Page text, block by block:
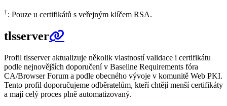
†: Pouze u certifikátů s veřejným klíčem RSA.
tlsserver
Profil tlsserver aktualizuje několik vlastností validace i certifikátu
podle nejnovějších doporučení v Baseline Requirements fóra
CA/Browser Forum a podle obecného vývoje v komunitě Web PKI.
Tento profil doporučujeme odběratelům, kteří chtějí menší certifikáty
a mají celý proces plně automatizovaný.